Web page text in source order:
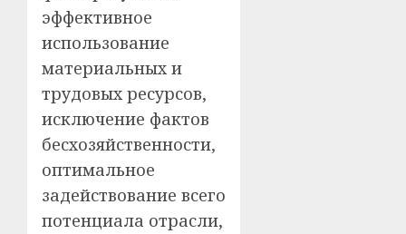
эффективное
использование
материальных и
трудовых ресурсов,
исключение фактов
бесхозяйственности,
оптимальное
задействование всего
потенциала отрасли,